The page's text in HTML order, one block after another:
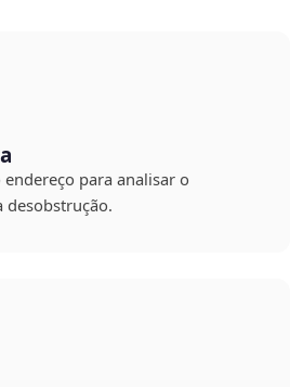
para analisar o